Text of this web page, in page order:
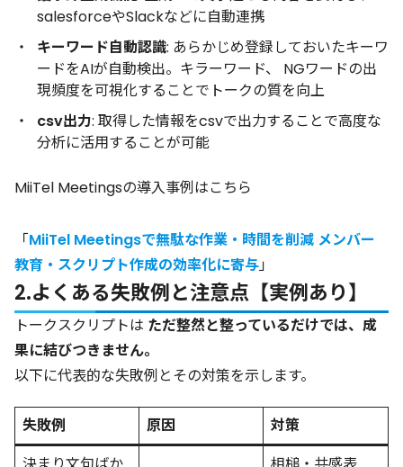
salesforceやSlackなどに自動連携
キーワード自動認識: あらかじめ登録しておいたキーワ
ードをAIが自動検出。キラーワード、 NGワードの出
現頻度を可視化することでトークの質を向上
csv出力: 取得した情報をcsvで出力することで高度な
分析に活用することが可能
MiiTel Meetingsの導入事例はこちら
「MiiTel Meetingsで無駄な作業・時間を削減 メンバー
教育・スクリプト作成の効率化に寄与」
2.よくある失敗例と注意点【実例あり】
トークスクリプトは ただ整然と整っているだけでは、成
果に結びつきません。
以下に代表的な失敗例とその対策を示します。
失敗例 原因
対策